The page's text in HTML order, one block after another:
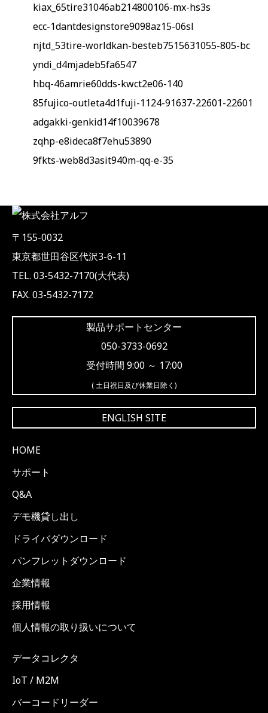
kiax_65tire31046ab214800106-mx-hs3s
ecc-1dantdesignstore9098az15-06sl
njtd_53tire-worldkan-besteb7515631055-805-bc
yndi_d4mjadeb5fa6547
hbq-46amrie60dds-kwct2e06-140
85fujico-outleta4d1fuji-1124-91637-22601-22601
adgakki-genkid14f10039678
zqhp-e8ideca8f7ehu53890
9fkts-web8d3asit940m-qq-e-35
〒155-0032
東京都世田谷区代沢3-6-11
TEL. 03-5432-7170(大代表)
FAX. 03-5432-7172
製品サポートセンター
050-3733-0692
受付時間 9:00 ～ 17:00
( 土日祝日及び休業日除く)
ENGLISH SITE
HOME
サポート
Q&A
デモ機貸し出し
ドライバダウンロード
パンフレットダウンロード
企業情報
採用情報
個人情報の取り扱いについて
データコレクタ
IoT / M2M
バーコードリーダー